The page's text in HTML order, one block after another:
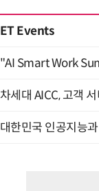
ET Events
"AI Smart Work
차세대 AICC, 고객
대한민국 인공지능